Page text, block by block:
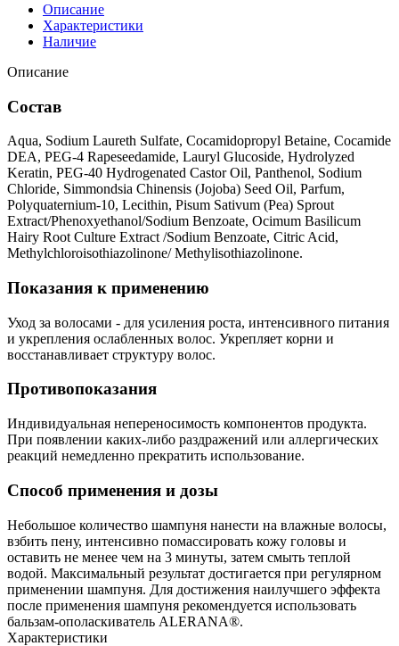
Описание
Характеристики
Наличие
Описание
Состав
Aqua, Sodium Laureth Sulfate, Cocamidopropyl Betaine, Cocamide
DEA, PEG-4 Rapeseedamide, Lauryl Glucoside, Hydrolyzed
Keratin, PEG-40 Hydrogenated Castor Oil, Panthenol, Sodium
Chloride, Simmondsia Chinensis (Jojoba) Seed Oil, Parfum,
Polyquaternium-10, Lecithin, Pisum Sativum (Pea) Sprout
Extract/Phenoxyethanol/Sodium Benzoate, Ocimum Basilicum
Hairy Root Culture Extract /Sodium Benzoate, Citric Acid,
Methylchloroisothiazolinone/ Methylisothiazolinone.
Показания к применению
Уход за волосами - для усиления роста, интенсивного питания
и укрепления ослабленных волос. Укрепляет корни и
восстанавливает структуру волос.
Противопоказания
Индивидуальная непереносимость компонентов продукта.
При появлении каких-либо раздражений или аллергических
реакций немедленно прекратить использование.
Способ применения и дозы
Небольшое количество шампуня нанести на влажные волосы,
взбить пену, интенсивно помассировать кожу головы и
оставить не менее чем на 3 минуты, затем смыть теплой
водой. Максимальный результат достигается при регулярном
применении шампуня. Для достижения наилучшего эффекта
после применения шампуня рекомендуется использовать
бальзам-ополаскиватель ALERANA®.
Характеристики